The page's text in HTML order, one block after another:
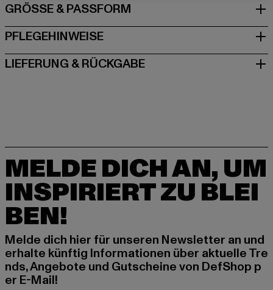
GRÖSSE & PASSFORM
PFLEGEHINWEISE
LIEFERUNG & RÜCKGABE
MELDE DICH AN, UM
INSPIRIERT ZU BLEI
BEN!
Melde dich hier für unseren Newsletter an und
erhalte künftig Informationen über aktuelle Tre
nds, Angebote und Gutscheine von DefShop p
er E-Mail!